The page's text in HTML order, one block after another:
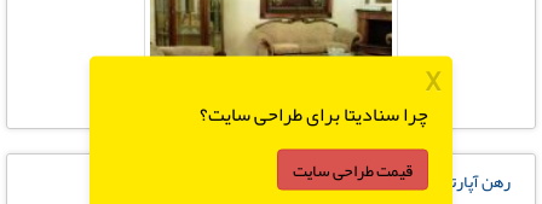
رهن آپارتمان
X
چرا سنادیتا برای طراحی سایت؟
قیمت طراحی سایت